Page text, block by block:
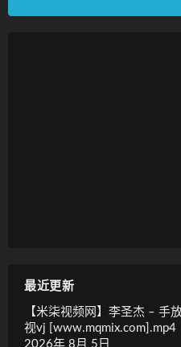
最近更新
【米柒视频网】李圣杰 – 手
视vj [www.mqmix.com].mp4
2026年 8月 5日